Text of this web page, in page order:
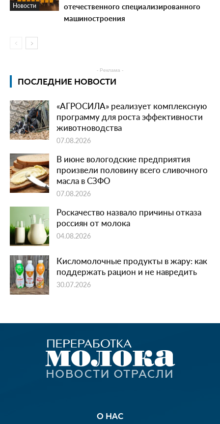
Новости
отечественного специализированного
машиностроения
- Реклама -
ПОСЛЕДНИЕ НОВОСТИ
«АГРОСИЛА» реализует комплексную
программу для роста эффективности
животноводства
07.08.2026
В июне вологодские предприятия
произвели половину всего сливочного
масла в СЗФО
07.08.2026
Роскачество назвало причины отказа
россиян от молока
04.08.2026
Кисломолочные продукты в жару: как
поддержать рацион и не навредить
30.07.2026
О НАС